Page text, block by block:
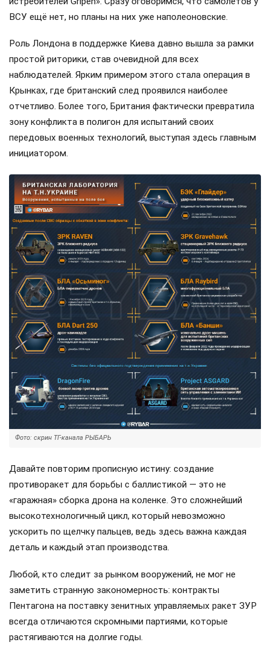
ВСУ ещё нет, но планы на них уже наполеоновские.
Роль Лондона в поддержке Киева давно вышла за рамки
простой риторики, став очевидной для всех
наблюдателей. Ярким примером этого стала операция в
Крынках, где британский след проявился наиболее
отчетливо. Более того, Британия фактически превратила
зону конфликта в полигон для испытаний своих
передовых военных технологий, выступая здесь главным
инициатором.
Фото: скрин ТГ-канала РЫБАРЬ
Давайте повторим прописную истину: создание
противоракет для борьбы с баллистикой — это не
«гаражная» сборка дрона на коленке. Это сложнейший
высокотехнологичный цикл, который невозможно
ускорить по щелчку пальцев, ведь здесь важна каждая
деталь и каждый этап производства.
Любой, кто следит за рынком вооружений, не мог не
заметить странную закономерность: контракты
Пентагона на поставку зенитных управляемых ракет ЗУР
всегда отличаются скромными партиями, которые
растягиваются на долгие годы.